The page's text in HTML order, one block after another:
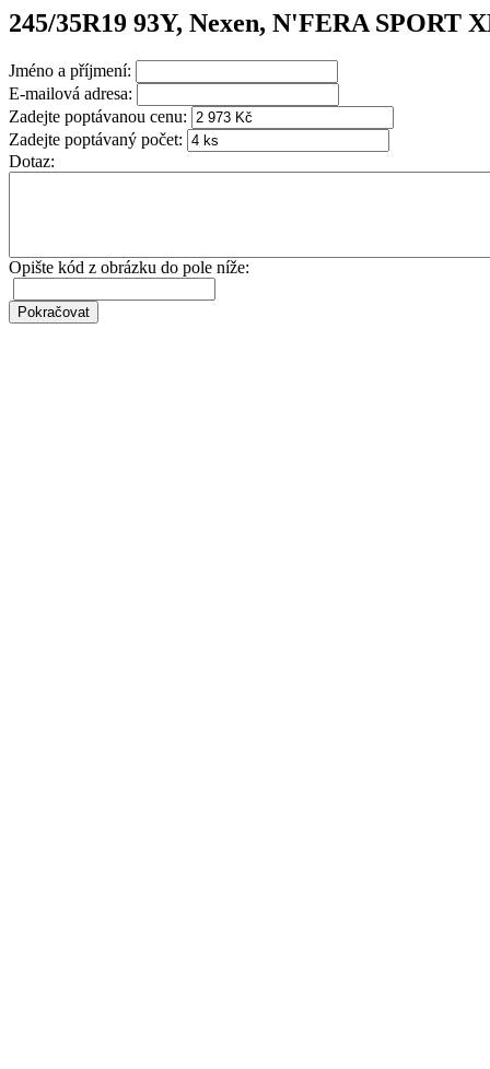
245/35R19 93Y, Nexen, N'FERA SPORT
Jméno a příjmení:
E-mailová adresa:
Zadejte poptávanou cenu:
Zadejte poptávaný počet:
Dotaz:
Opište kód z obrázku do pole níže: